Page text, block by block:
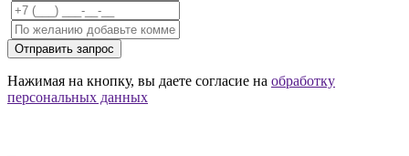
Отправить запрос
Нажимая на кнопку, вы даете согласие на обработку
персональных данных